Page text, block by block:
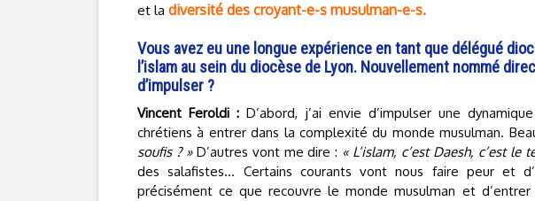
et la diversité des croyant-e-s musulman-e-s.
Vous avez eu une longue expérience en tant que délégué
l’islam au sein du diocèse de Lyon. Nouvellement nommé
d’impulser ?
Vincent Feroldi :D’abord, j’ai envie d’impulser une
chrétiens à entrer dans la complexité du monde musulman.
soufis ? »D’autres vont me dire : « L’islam, c’est Daesh, c’est le
des salafistes… Certains courants vont nous faire peur et
précisément ce que recouvre le monde musulman et